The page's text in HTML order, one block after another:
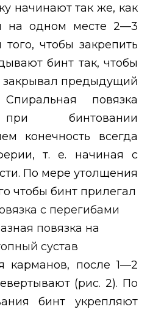
начинают так же, как
на одном месте 2—3
чтобы закрепить
бинт так, чтобы
закрывал предыдущий
повязка
бинтовании
конечность всегда
т. е. начиная с
По мере утолщения
чтобы бинт прилегал
карманов, после 1—2
(рис. 2). По
бинт укрепляют